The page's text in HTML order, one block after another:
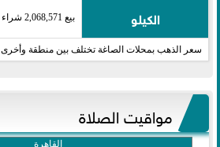
الكيلو بيع 2,068,571 شراء 2,114,286
سعر الذهب بمحلات الصاغة تختلف بين منطقة وأخرى
مواقيت الصلاة